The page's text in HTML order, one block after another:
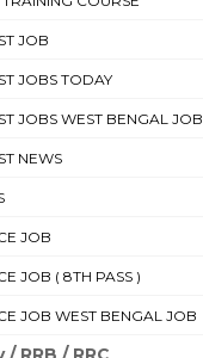
JOB
JOBS TODAY
JOBS WEST BENGAL JOB
NEWS
JOB
JOB ( 8TH PASS )
JOB WEST BENGAL JOB